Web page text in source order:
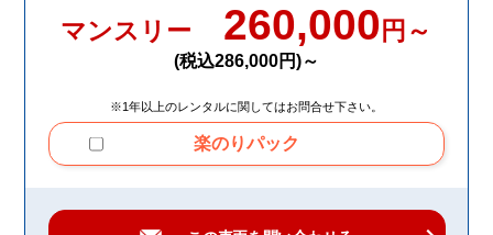
マンスリー 260,000 円～
(税込286,000円)～
※1年以上のレンタルに関してはお問合せ下さい。
楽のりパック